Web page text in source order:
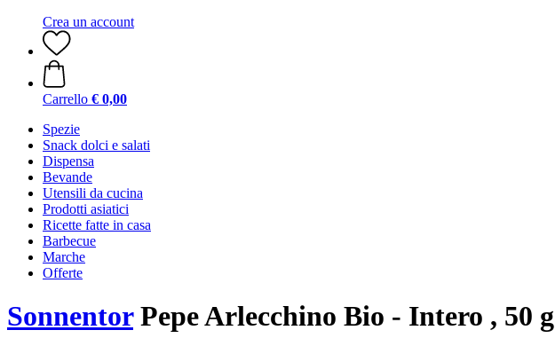
Crea un account
Carrello € 0,00
Spezie
Snack dolci e salati
Dispensa
Bevande
Utensili da cucina
Prodotti asiatici
Ricette fatte in casa
Barbecue
Marche
Offerte
SonnentorPepe Arlecchino Bio - Intero , 50 g